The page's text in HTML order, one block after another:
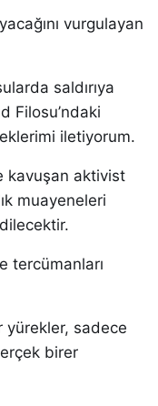
vurgulayan
saldırıya
Filosu’ndaki
iletiyorum.
kavuşan aktivist
muayeneleri
tercümanları
yürekler, sadece
birer